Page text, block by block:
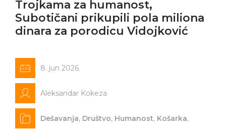
Trojkama za humanost,
Subotičani prikupili pola miliona
dinara za porodicu Vidojković
8. jun 2026.
Aleksandar Kokeza
Dešavanja, Društvo, Humanost, Košarka,